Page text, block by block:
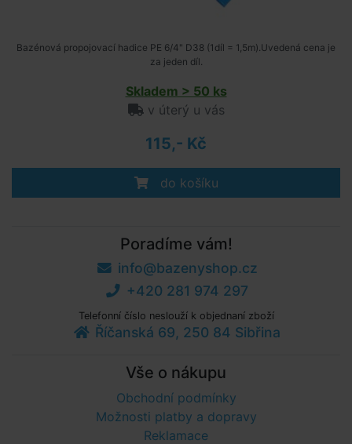
Bazénová propojovací hadice PE 6/4" D38 (1díl = 1,5m).Uvedená cena je
za jeden díl.
Skladem > 50 ks
v úterý u vás
115,- Kč
do košíku
Poradíme vám!
info@bazenyshop.cz
+420 281 974 297
Telefonní číslo neslouží k objednaní zboží
Říčanská 69, 250 84 Sibřina
Vše o nákupu
Obchodní podmínky
Možnosti platby a dopravy
Reklamace